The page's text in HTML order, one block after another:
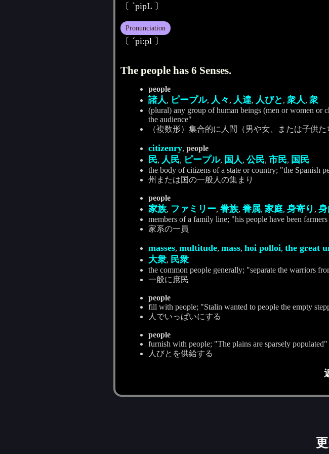
〔 ˋpipL 〕
Pronunciation
〔 ˊpiːpl 〕
The people has 6 Senses.
people
諸人, ピープル, 人々 , 人達, 人びと , 衆人, 衆
(plural) any group of human beings (men or women or
the audience"
（複数形）集合的に人間（男や女、または子供
citizenry, people
民, 人民, ピープル, 国人, 公民, 市民, 国民
the body of citizens of a state or country; "the Spanish
州または国の一般人の集まり
people
家族, ファミリー, 眷族, 眷属, 家庭, 身寄り , 身
members of a family line; "his people have been
家系の一員
masses, multitude, mass, hoi polloi, the great
大衆, 民衆
the common people generally; "separate the warriors
一般に庶民
people
fill with people; "Stalin wanted to people the empty
人でいっぱいにする
people
furnish with people; "The plains are sparsely populated"
人びとを供給する